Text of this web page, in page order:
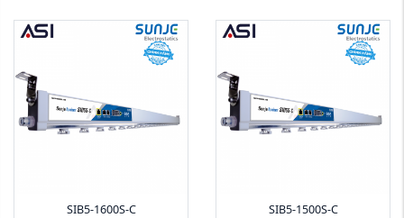
SIB5-1600S-C SIB5-1500S-C